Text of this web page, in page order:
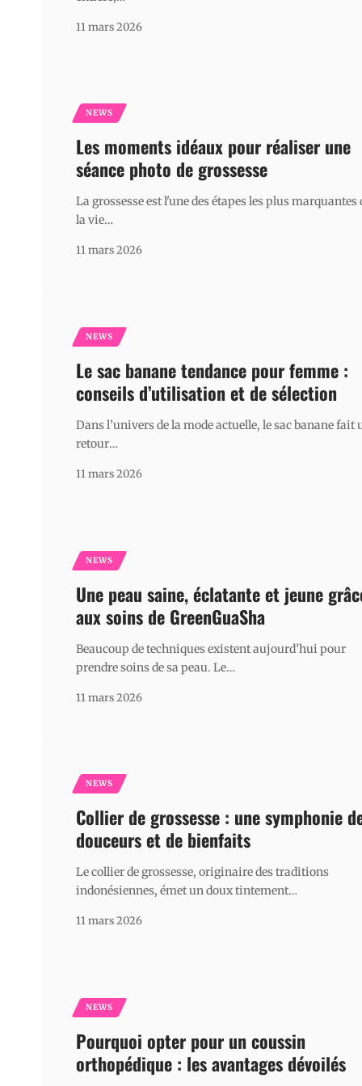
11 mars 2026
NEWS
Les moments idéaux pour réaliser une
séance photo de grossesse
La grossesse est l'une des étapes les plus marquantes
la vie…
11 mars 2026
NEWS
Le sac banane tendance pour femme :
conseils d’utilisation et de sélection
Dans l’univers de la mode actuelle, le sac banane fait
retour…
11 mars 2026
NEWS
Une peau saine, éclatante et jeune
aux soins de GreenGuaSha
Beaucoup de techniques existent aujourd’hui pour
prendre soins de sa peau. Le…
11 mars 2026
NEWS
Collier de grossesse : une symphonie
douceurs et de bienfaits
Le collier de grossesse, originaire des traditions
indonésiennes, émet un doux tintement…
11 mars 2026
NEWS
Pourquoi opter pour un coussin
orthopédique : les avantages dévoilés